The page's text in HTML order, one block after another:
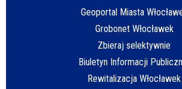
Geoportal Miasta
Grobonet Włocławek
Zbieraj selektywnie
Biuletyn Informacji
Rewitalizacja Włocławek